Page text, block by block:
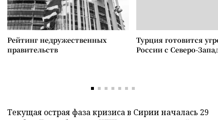
Рейтинг недружественных
правительств
Турция готовится
России с Северо-
Текущая острая фаза кризиса в Сирии началась 29